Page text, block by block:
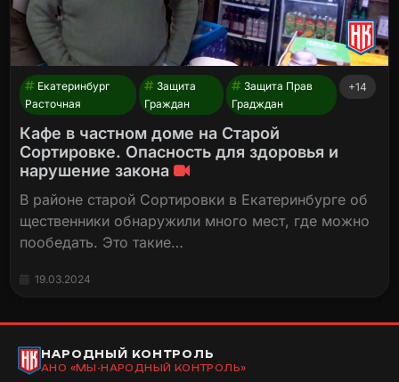
Екатеринбург
Расточная
Защита
Граждан
Защита Прав
Градждан
+14
Кафе в частном доме на Старой
Сортировке. Опасность для здоровья и
нарушение закона
В районе старой Сортировки в Екатеринбурге об
щественники обнаружили много мест, где можно
пообедать. Это такие…
19.03.2024
НАРОДНЫЙ КОНТРОЛЬ
АНО «МЫ-НАРОДНЫЙ КОНТРОЛЬ»